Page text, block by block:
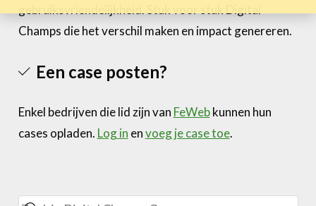
gebruiksvriendelijkheid. Stuk voor stuk Digital
Champs die het verschil maken en impact genereren.
Een case posten?
Enkel bedrijven die lid zijn van FeWebkunnen hun
cases opladen. Log in envoeg je case toe.